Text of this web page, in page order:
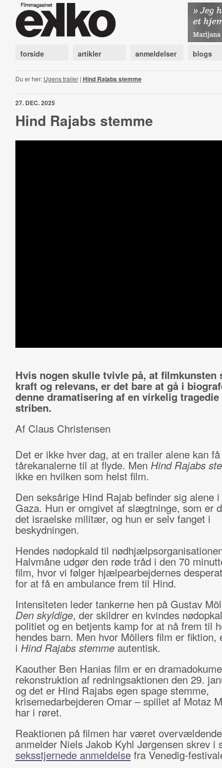
forside artikler anmeldelser blogs
Du er her: Ugens trailer| Hind Rajabs stemme
27. DEC. 2025
Hind Rajabs stemme
Hvis nogen skulle tvivle på, at filmkunsten
kraft og relevans, er det bare at gå i
denne dramatisering af en virkelig tragedie
striben.
Af Claus Christensen
Det er ikke hver dag, at en trailer alene kan få
tårekanalerne til at flyde. Men Hind Rajabs
ikke en hvilken som helst film.
Den seksårige Hind Rajab befinder sig alene
Gaza. Hun er omgivet af slægtninge, som er
det israelske militær, og hun er selv fanget i
beskydningen.
Hendes nødopkald til
Halvmåne udgør den røde tråd i den 70
film, hvor vi følger hjælpearbejdernes
for at få en ambulance frem til Hind.
Intensiteten leder tankerne hen på Gustav
Den skyldige, der skildrer en kvindes
politiet og en betjents kamp for at nå frem til
hendes barn. Men hvor Möllers film er fiktion,
i Hind Rajabs stemmeautentisk.
Kaouther Ben Haniasfilm er en
rekonstruktion af redningsaktionen den 29.
og det er Hind Rajabs egen spage stemme,
krisemedarbejderen Omar – spillet af Motaz
har i røret.
Reaktionen på filmen har været
anmelder Niels Jakob Kyhl Jørgensen skrev i
seksstjernede anmeldelsefra Venedig-